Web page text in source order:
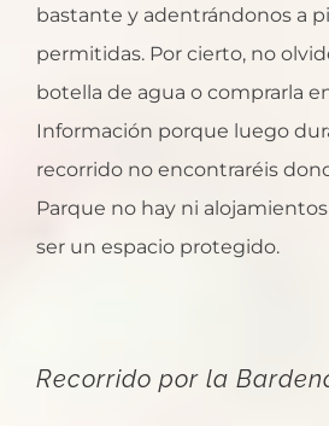
bastante y adentrándonos a
permitidas. Por cierto, no
botella de agua o comprarla
Información porque luego
recorrido no encontraréis
Parque no hay ni
ser un espacio protegido.
Recorrido por la